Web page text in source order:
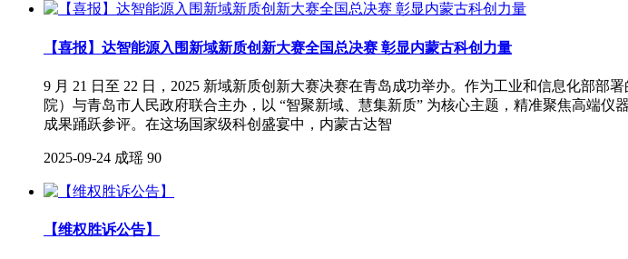
【喜报】达智能源入围新域新质创新大赛全国总决赛 彰显内蒙古科创力量
9 月 21 日至 22 日，2025 新域新质创新大赛决赛在青岛成功举办。作为工业和信息化部
院）与青岛市人民政府联合主办，以 “智聚新域、慧集新质” 为核心主题，精准聚焦高端
成果踊跃参评。在这场国家级科创盛宴中，内蒙古达智
2025-09-24 成瑶 90
【维权胜诉公告】